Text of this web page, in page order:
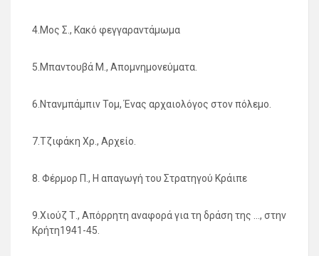
4.Μος Σ., Κακό φεγγαραντάμωμα
5.Μπαντουβά Μ., Απομνημονεύματα.
6.Ντανμπάμπιν Τομ, Ένας αρχαιολόγος στον πόλεμο.
7.Τζιφάκη Χρ., Αρχείο.
8. Φέρμορ Π., Η απαγωγή του Στρατηγού Κράιπε
9.Χιούζ Τ., Απόρρητη αναφορά για τη δράση της …, στην
Κρήτη1941-45.